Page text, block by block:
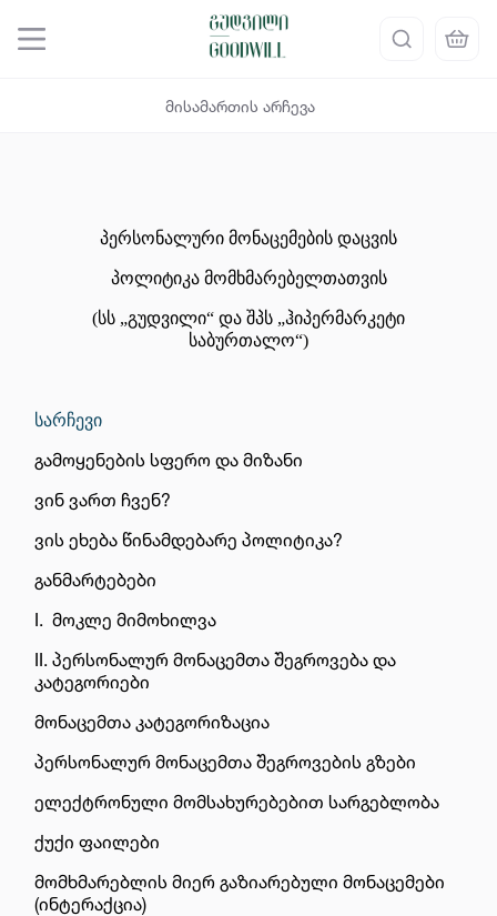
მისამართის არჩევა
პერსონალური მონაცემების დაცვის
პოლიტიკა მომხმარებელთათვის
(სს „გუდვილი“ და შპს „ჰიპერმარკეტი
საბურთალო“)
სარჩევი
გამოყენების სფერო და მიზანი
ვინ ვართ ჩვენ?
ვის ეხება წინამდებარე პოლიტიკა?
განმარტებები
I. მოკლე მიმოხილვა
II. პერსონალურ მონაცემთა შეგროვება და
კატეგორიები
მონაცემთა კატეგორიზაცია
პერსონალურ მონაცემთა შეგროვების გზები
ელექტრონული მომსახურებებით სარგებლობა
ქუქი ფაილები
მომხმარებლის მიერ გაზიარებული მონაცემები
(ინტერაქცია)